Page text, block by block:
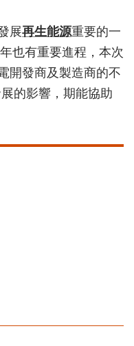
展再生能源重要的一
也有重要進程，本次
開發商及製造商的不
的影響，期能協助